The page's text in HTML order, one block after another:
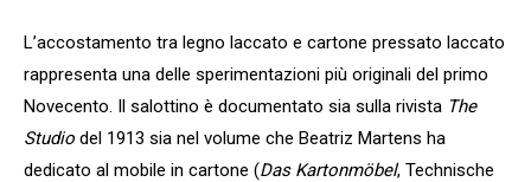
L’accostamento tra legno laccato e cartone pressato laccato
rappresenta una delle sperimentazioni più originali del primo
Novecento. Il salottino è documentato sia sulla rivista The
Studio del 1913 sia nel volume che Beatriz Martens ha
dedicato al mobile in cartone (Das Kartonmöbel, Technische